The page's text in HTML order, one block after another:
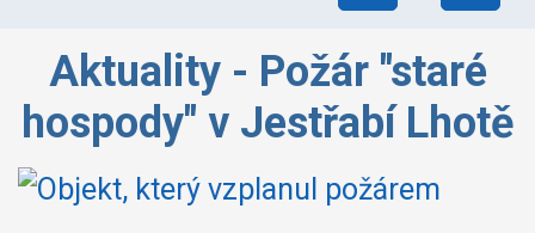
Aktuality - Požár "staré
hospody" v Jestřabí Lhotě